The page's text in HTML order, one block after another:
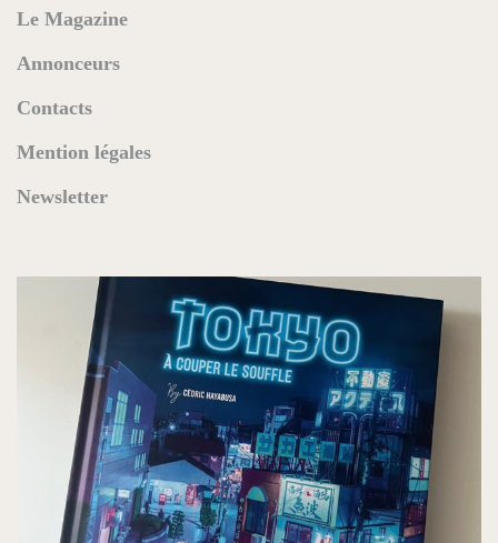
Le Magazine
Annonceurs
Contacts
Mention légales
Newsletter